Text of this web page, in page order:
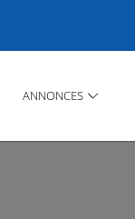
ANNONCES